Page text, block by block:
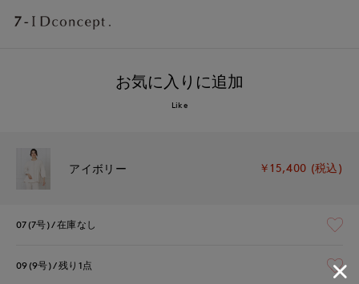
お気に入りに追加
Like
アイボリー ￥15,400 (税込)
07(7号) 在庫なし
09(9号) 残り1点